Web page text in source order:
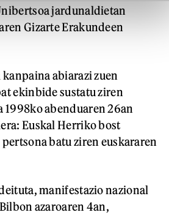
jardunaldietan
Gizarte Erakundeen
kanpaina abiarazi zuen
ekinbide sustatu ziren
1998ko abenduaren 26an
Euskal Herriko bost
batu ziren euskararen
manifestazio nazional
azaroaren 4an,